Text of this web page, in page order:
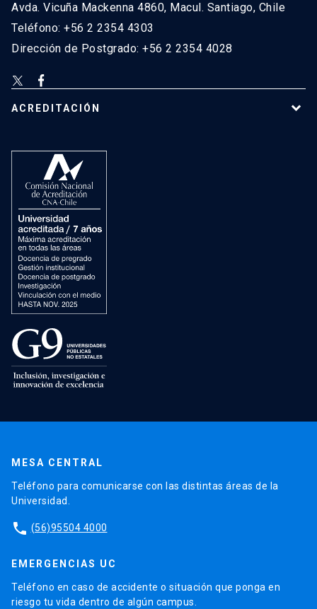
Avda. Vicuña Mackenna 4860, Macul. Santiago, Chile
Teléfono: +56 2 2354 4303
Dirección de Postgrado: +56 2 2354 4028
ACREDITACIÓN
MESA CENTRAL
Teléfono para comunicarse con las distintas áreas de la
Universidad.
phone (56)95504 4000
EMERGENCIAS UC
Teléfono en caso de accidente o situación que ponga en
riesgo tu vida dentro de algún campus.